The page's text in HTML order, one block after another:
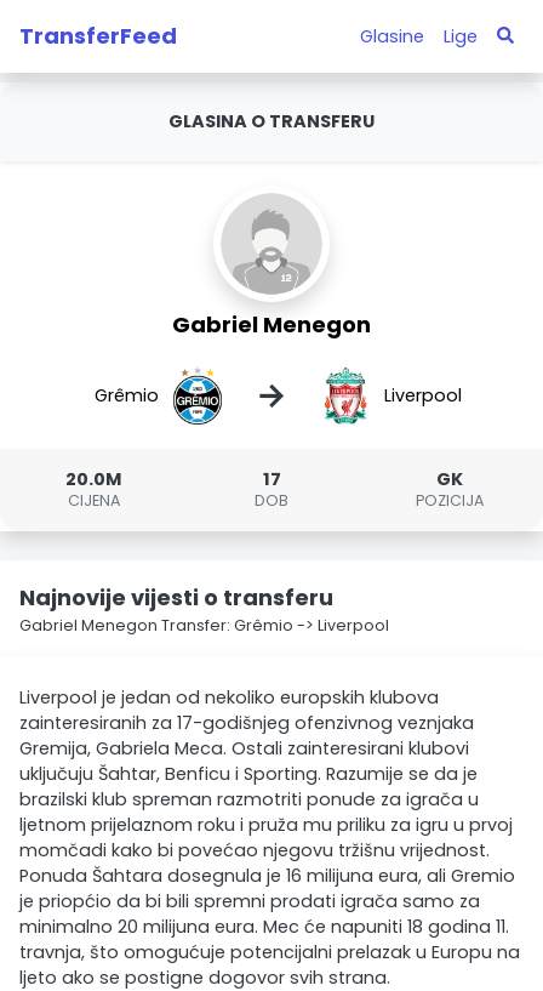
TransferFeed Glasine Lige
GLASINA O TRANSFERU
Gabriel Menegon
Grêmio → Liverpool
20.0M
CIJENA
17
DOB
GK
POZICIJA
Najnovije vijesti o transferu
Gabriel Menegon Transfer: Grêmio -> Liverpool
Liverpool je jedan od nekoliko europskih klubova
zainteresiranih za 17-godišnjeg ofenzivnog veznjaka
Gremija, Gabriela Meca. Ostali zainteresirani klubovi
uključuju Šahtar, Benficu i Sporting. Razumije se da je
brazilski klub spreman razmotriti ponude za igrača u
ljetnom prijelaznom roku i pruža mu priliku za igru u prvoj
momčadi kako bi povećao njegovu tržišnu vrijednost.
Ponuda Šahtara dosegnula je 16 milijuna eura, ali Gremio
je priopćio da bi bili spremni prodati igrača samo za
minimalno 20 milijuna eura. Mec će napuniti 18 godina 11.
travnja, što omogućuje potencijalni prelazak u Europu na
ljeto ako se postigne dogovor svih strana.